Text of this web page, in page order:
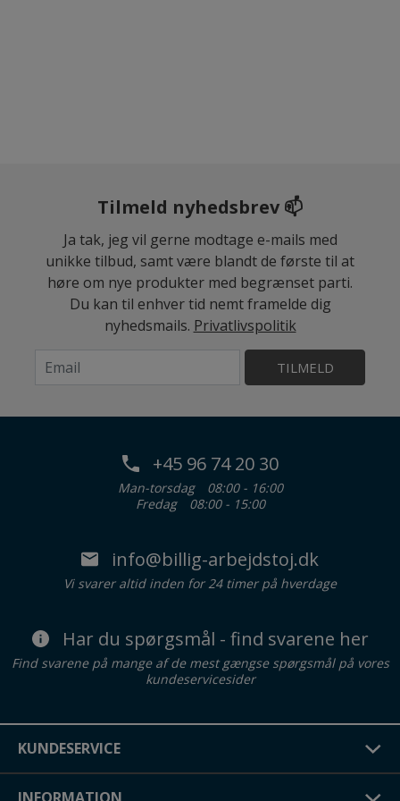
Tilmeld nyhedsbrev 📫
Ja tak, jeg vil gerne modtage e-mails med
unikke tilbud, samt være blandt de første til at
høre om nye produkter med begrænset parti.
Du kan til enhver tid nemt framelde dig
nyhedsmails. Privatlivspolitik
TILMELD
+45 96 74 20 30
Man-torsdag
08:00 - 16:00
Fredag
08:00 - 15:00
info@billig-arbejdstoj.dk
Vi svarer altid inden for 24 timer på hverdage
Har du spørgsmål - find svarene her
Find svarene på mange af de mest gængse spørgsmål på vores
kundeservicesider
KUNDESERVICE